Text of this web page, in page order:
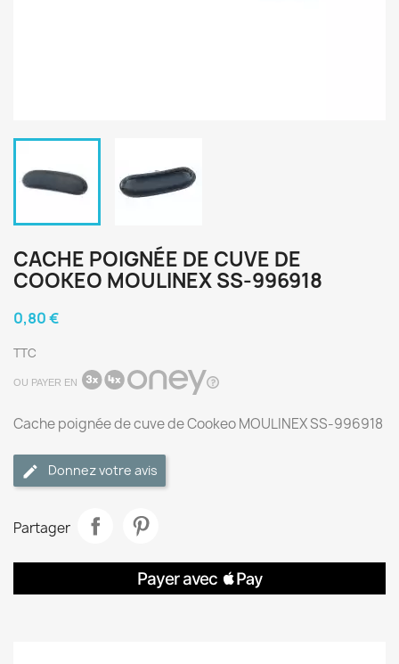
CACHE POIGNÉE DE CUVE DE
COOKEO MOULINEX SS-996918
0,80 €
TTC
OU PAYER EN
Cache poignée de cuve de Cookeo MOULINEX SS-996918
Donnez votre avis
Partager